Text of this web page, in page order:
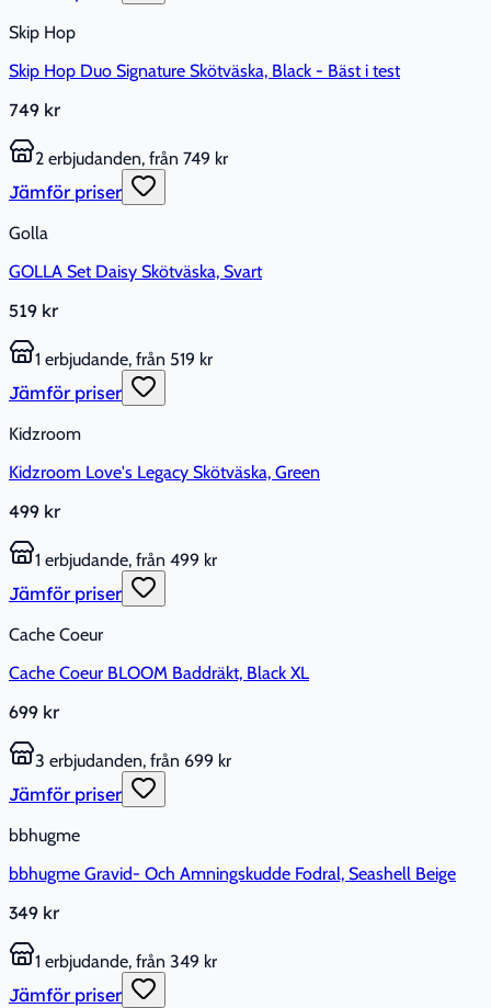
Skip Hop
Skip Hop Duo Signature Skötväska, Black - Bäst i test
749 kr
2 erbjudanden, från 749 kr
Jämför priser
Golla
GOLLA Set Daisy Skötväska, Svart
519 kr
1 erbjudande, från 519 kr
Jämför priser
Kidzroom
Kidzroom Love's Legacy Skötväska, Green
499 kr
1 erbjudande, från 499 kr
Jämför priser
Cache Coeur
Cache Coeur BLOOM Baddräkt, Black XL
699 kr
3 erbjudanden, från 699 kr
Jämför priser
bbhugme
bbhugme Gravid- Och Amningskudde Fodral, Seashell Beige
349 kr
1 erbjudande, från 349 kr
Jämför priser